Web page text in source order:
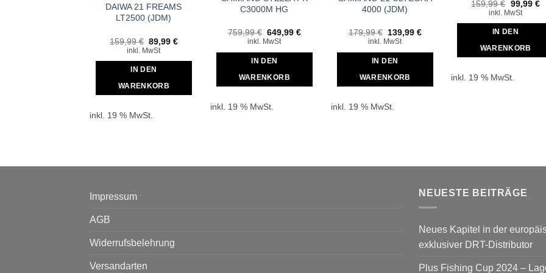
DAIWA 21 FREAMS
LT2500 (JDM)
159,99€ Ursprünglicher
Preis
159,99 €
89,99€Aktueller
inkl. MwSt
IN DEN
WARENKORB
inkl. 19 % MwSt.
C3000M HG
759,99€ Ursprünglicher
Preis
759,99 €
649,99 €Aktueller
inkl. MwSt
IN DEN
WARENKORB
inkl. 19 % MwSt.
4000 (JDM)
179,99€ Ursprünglicher
Preis
179,99 €
139,99 €Aktueller
139,99 €.
inkl. MwSt
IN DEN
WARENKORB
inkl. 19 % MwSt.
159,99€
Preis
159,99 €
99,99 €
inkl. MwSt
IN DEN
WARENKORB
inkl. 19 % MwSt.
Impressum
AGB
Widerrufsbelehrung
Versandarten
NEUESTE BEITRÄGE
Neues Kapitel in der
exklusiver DRT-Distributor
Plus Fishing Cup 2024 –